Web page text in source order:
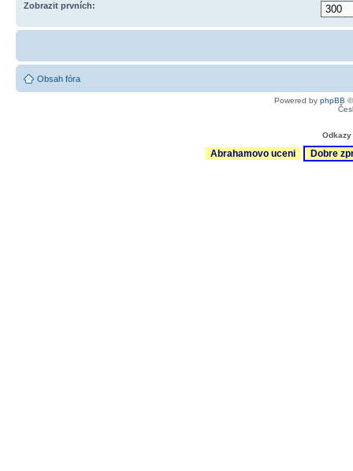
Zobrazit prvních:
Obsah fóra
Powered by phpBB
Abrahamovo uceni Dobre